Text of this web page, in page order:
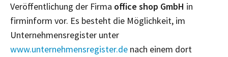
Veröffentlichung der Firma office shop GmbH in
firminform vor. Es besteht die Möglichkeit, im
Unternehmensregister unter
www.unternehmensregister.de nach einem dort